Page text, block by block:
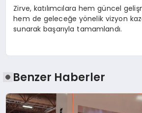
Zirve, katılımcılara hem güncel
hem de geleceğe yönelik vizyon
sunarak başarıyla tamamlandı.
Benzer Haberler